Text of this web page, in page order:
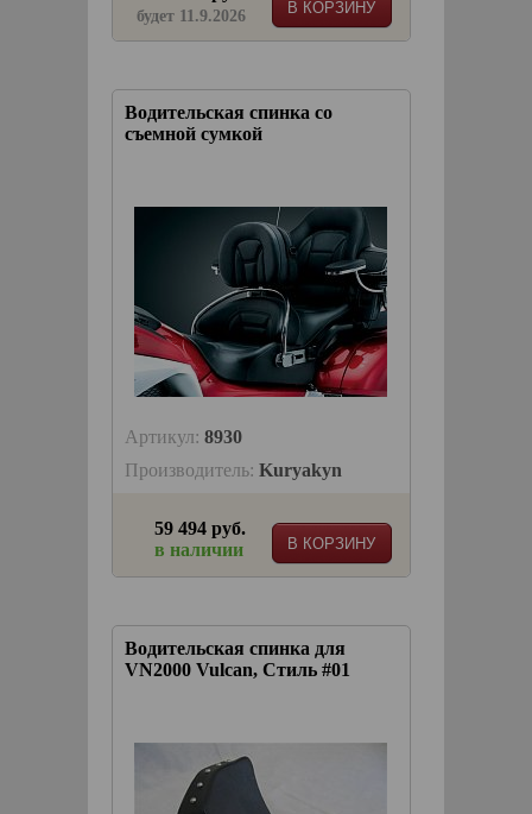
В КОРЗИНУ
будет 11.9.2026
Водительская спинка со
съемной сумкой
Артикул: 8930
Производитель: Kuryakyn
В КОРЗИНУ
59 494 руб.
в наличии
Водительская спинка для
VN2000 Vulcan, Стиль #01